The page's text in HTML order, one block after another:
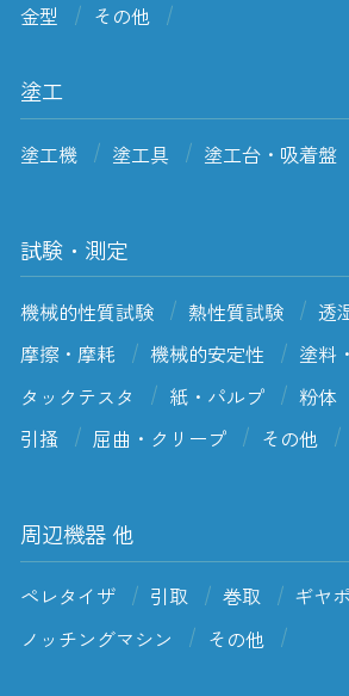
金型
その他
塗工
塗工機 塗工具 塗工台・吸着盤
試験・測定
機械的性質試験 熱性質試験
透
摩擦・摩耗
機械的安定性
塗料
タックテスタ
紙・パルプ 粉体
引掻
屈曲・クリープ その他
周辺機器 他
ペレタイザ 引取 巻取
ギヤ
ノッチングマシン
その他